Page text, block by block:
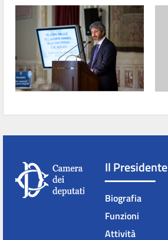
Il Presidente
Biografia
Funzioni
Attività